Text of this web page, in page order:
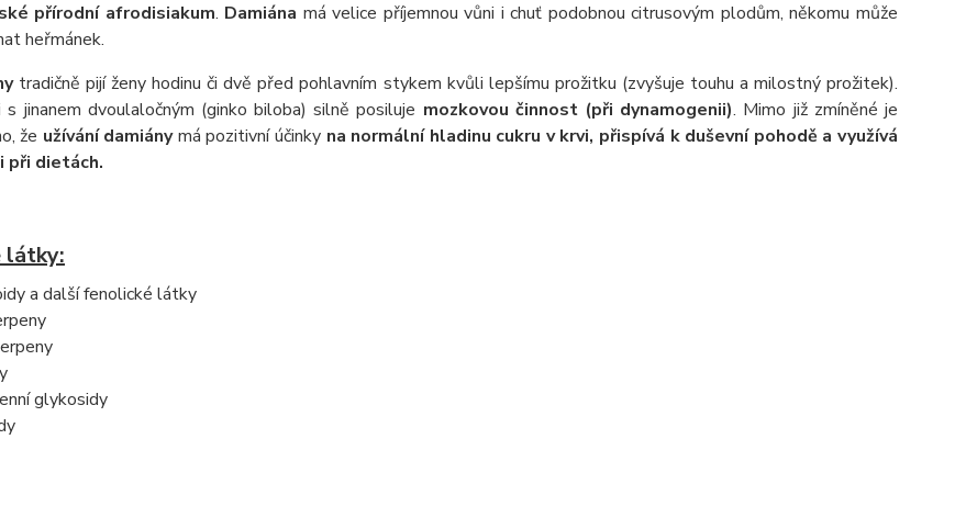
přírodní afrodisiakum. Damiána má velice příjemnou vůni i chuť podobnou citrusovým plodům, někomu může
heřmánek.
tradičně pijí ženy hodinu či dvě před pohlavním stykem kvůli lepšímu prožitku (zvyšuje touhu a milostný prožitek).
s jinanem dvoulaločným (ginko biloba) silně posiluje mozkovou činnost (při dynamogenii). Mimo již zmíněné je
že užívání damiánymá pozitivní účinky na normální hladinu cukru v krvi, přispívá k duševní pohodě a využívá
při dietách.
látky:
a další fenolické látky
glykosidy